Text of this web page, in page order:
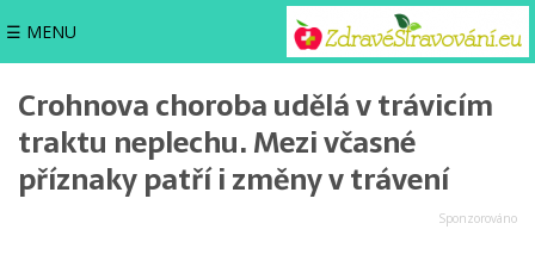
☰ MENU
Crohnova choroba udělá v trávicím
traktu neplechu. Mezi včasné
příznaky patří i změny v trávení